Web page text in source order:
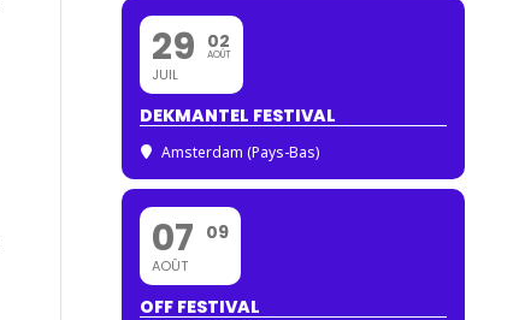
29
JUIL
02
AOÛT
DEKMANTEL FESTIVAL
Amsterdam (Pays-Bas)
07
AOÛT
09
OFF FESTIVAL